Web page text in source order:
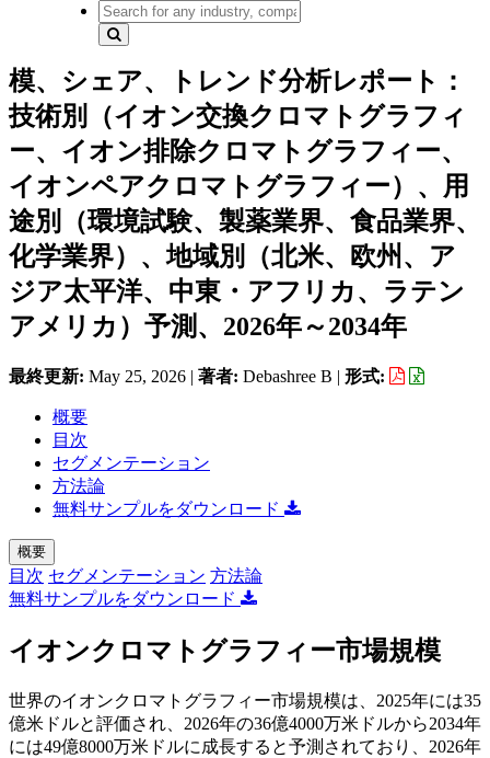
模、シェア、トレンド分析レポート：
技術別（イオン交換クロマトグラフィ
ー、イオン排除クロマトグラフィー、
イオンペアクロマトグラフィー）、用
途別（環境試験、製薬業界、食品業界、
化学業界）、地域別（北米、欧州、ア
ジア太平洋、中東・アフリカ、ラテン
アメリカ）予測、2026年～2034年
最終更新: May 25, 2026 | 著者: Debashree B | 形式:
概要
目次
セグメンテーション
方法論
無料サンプルをダウンロード
概要
目次 セグメンテーション 方法論
無料サンプルをダウンロード
イオンクロマトグラフィー市場規模
世界のイオンクロマトグラフィー市場規模は、2025年には35
億米ドルと評価され、2026年の36億4000万米ドルから2034年
には49億8000万米ドルに成長すると予測されており、2026年